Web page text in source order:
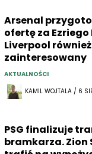
Arsenal
ofertę za Ezriego
Liverpool również
zainteresowany
AKTUALNOŚCI
KAMIL WOJTALA / 6
PSG finalizuje
bramkarza. Zion